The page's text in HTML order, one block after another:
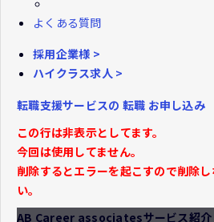
よくある質問
採用企業様 >
ハイクラス求人 >
転職支援サービスの 転職 お申し込み
この行は非表示としてます。
今回は使用してません。
削除するとエラーを起こすので削除
い。
AB Career associatesサービス紹介